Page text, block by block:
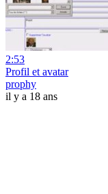
2:53
Profil et avatar
prophy
il y a 18 ans